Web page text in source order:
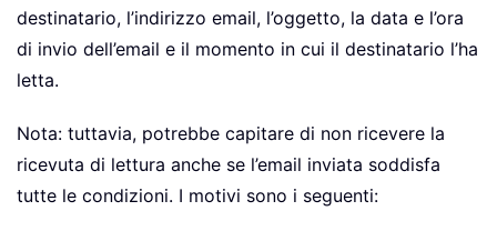
destinatario, l’indirizzo email, l’oggetto, la data e l’ora
di invio dell’email e il momento in cui il destinatario l’ha
letta.
Nota: tuttavia, potrebbe capitare di non ricevere la
ricevuta di lettura anche se l’email inviata soddisfa
tutte le condizioni. I motivi sono i seguenti: